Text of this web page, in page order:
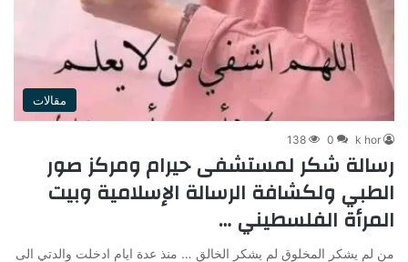
مقالات
k hor
0
138
رسالة شكر لمستشفى حيرام ومركز صور
الطبي ولكشافة الرسالة الإسلامية وبيت
المرأة الفلسطيني …
من لم يشكر المخلوق لم يشكر الخالق … منذ عدة ايام ادخلت والدتي الى